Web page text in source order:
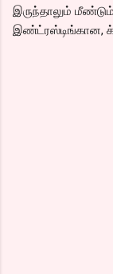
இருந்தாலும்
இண்ட்ரஸ்டிங்கான,